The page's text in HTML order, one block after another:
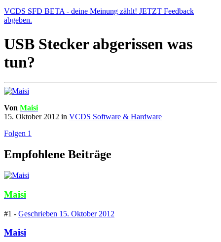
VCDS SFD BETA - deine Meinung zählt! JETZT Feedback
abgeben.
USB Stecker abgerissen was
tun?
Von Maisi
15. Oktober 2012 in VCDS Software & Hardware
Folgen 1
Empfohlene Beiträge
Maisi
#1 - Geschrieben 15. Oktober 2012
Maisi